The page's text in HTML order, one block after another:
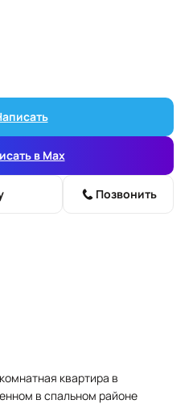
в Max
Позвонить
квартира в
в спальном районе